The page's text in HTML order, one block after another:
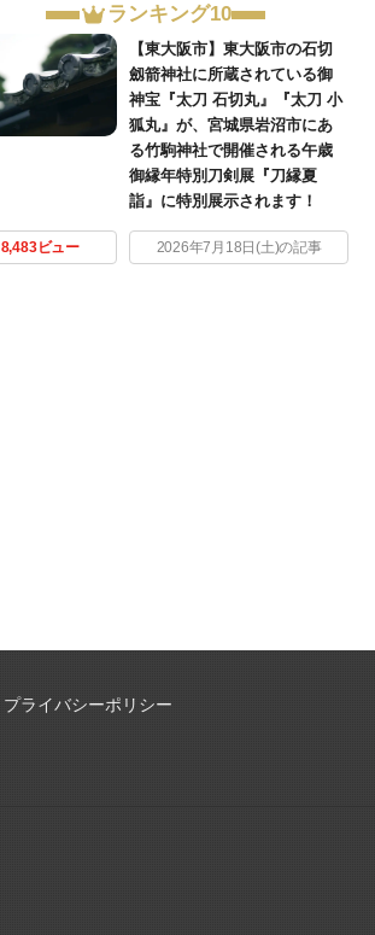
ランキング10
【東大阪市】東大阪市の石切
劔箭神社に所蔵されている御
神宝『太刀 石切丸』『太刀 小
狐丸』が、宮城県岩沼市にあ
る竹駒神社で開催される午歳
御縁年特別刀剣展『刀縁夏
詣』に特別展示されます！
8,483ビュー 2026年7月18日(土)の記事
プライバシーポリシー